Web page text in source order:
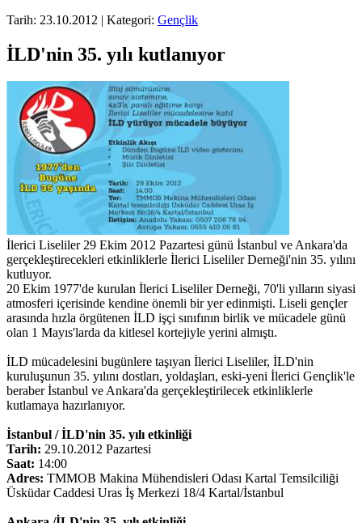
Tarih: 23.10.2012 | Kategori: Gençlik
İLD'nin 35. yılı kutlanıyor
İlerici Liseliler 29 Ekim 2012 Pazartesi günü İstanbul ve Ankara'da
gerçekleştirecekleri etkinliklerle İlerici Liseliler Derneği'nin 35. yılını
kutluyor.
20 Ekim 1977'de kurulan İlerici Liseliler Derneği, 70'li yılların siyasi
atmosferi içerisinde kendine önemli bir yer edinmişti. Liseli gençler
arasında hızla örgütenen İLD işçi sınıfının birlik ve mücadele günü
olan 1 Mayıs'larda da kitlesel kortejiyle yerini almıştı.
İLD mücadelesini bugünlere taşıyan İlerici Liseliler, İLD'nin
kuruluşunun 35. yılını dostları, yoldaşları, eski-yeni İlerici Gençlik'le
beraber İstanbul ve Ankara'da gerçekleştirilecek etkinliklerle
kutlamaya hazırlanıyor.
İstanbul / İLD'nin 35. yılı etkinliği
Tarih: 29.10.2012 Pazartesi
Saat: 14:00
Adres: TMMOB Makina Mühendisleri Odası Kartal Temsilciliği
Üsküdar Caddesi Uras İş Merkezi 18/4 Kartal/İstanbul